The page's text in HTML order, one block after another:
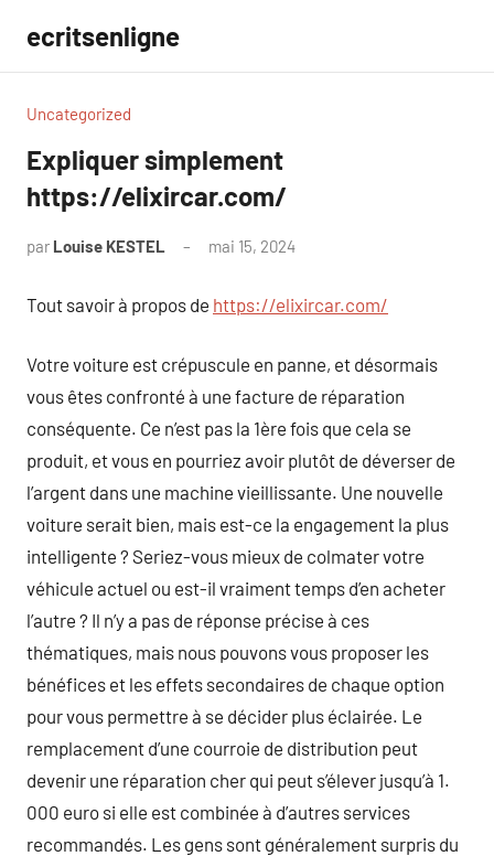
contenu
ecritsenligne
Uncategorized
Expliquer simplement
https://elixircar.com/
par Louise KESTEL mai 15, 2024
Tout savoir à propos de https://elixircar.com/
Votre voiture est crépuscule en panne, et désormais
vous êtes confronté à une facture de réparation
conséquente. Ce n’est pas la 1ère fois que cela se
produit, et vous en pourriez avoir plutôt de déverser de
l’argent dans une machine vieillissante. Une nouvelle
voiture serait bien, mais est-ce la engagement la plus
intelligente ? Seriez-vous mieux de colmater votre
véhicule actuel ou est-il vraiment temps d’en acheter
l’autre ? Il n’y a pas de réponse précise à ces
thématiques, mais nous pouvons vous proposer les
bénéfices et les effets secondaires de chaque option
pour vous permettre à se décider plus éclairée. Le
remplacement d’une courroie de distribution peut
devenir une réparation cher qui peut s’élever jusqu’à 1.
000 euro si elle est combinée à d’autres services
recommandés. Les gens sont généralement surpris du